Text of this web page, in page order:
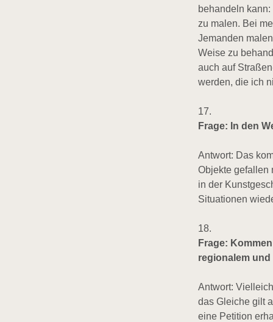
behandeln
zu malen. Bei
Jemanden
Weise zu
auch auf
werden, die ich
17.
Frage: In den
Antwort: Das
Objekte gefallen
in der
Situationen
18.
Frage:
regionalem
Antwort:
das Gleiche gilt
eine Petition